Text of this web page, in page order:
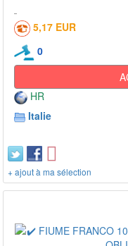
5,17 EUR
0
HR
Italie
+ ajout à ma sélection